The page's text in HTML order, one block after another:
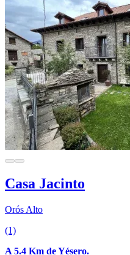
Casa Jacinto
Orós Alto
(1)
A 5.4 Km de Yésero.